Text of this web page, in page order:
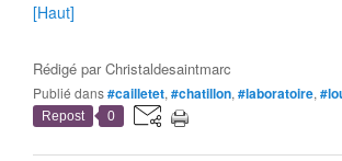
[Haut]
Rédigé parChristaldesaintmarc
Publié dans#cailletet, #chatillon, #laboratoire,
Repost 0